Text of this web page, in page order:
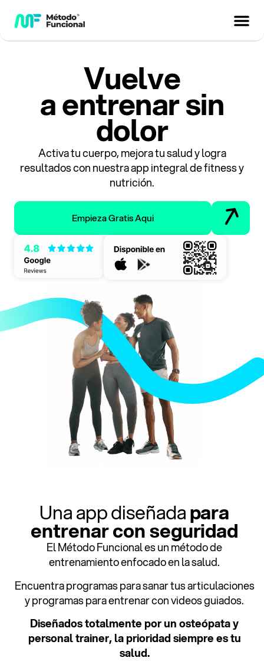
Vuelve
a entrenar sin
dolor
Activa tu cuerpo, mejora tu salud y logra
resultados con nuestra app integral de fitness y
nutrición.
Empieza Gratis Aqui
Una app diseñadapara
entrenar con seguridad
El Método Funcional es un método de
entrenamiento enfocado en la salud.
Encuentra programas para sanar tus articulaciones
y programas para entrenar con videos guiados.
Diseñados totalmente por un osteópata y
personal trainer, la prioridad siempre es tu
salud.